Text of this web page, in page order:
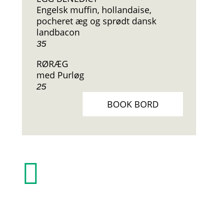
Engelsk muffin, hollandaise,
pocheret æg og sprødt dansk
landbacon
35
RØRÆG
med Purløg
25
BOOK BORD
